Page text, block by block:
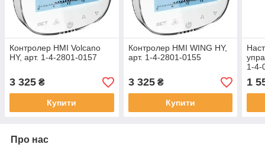
Контролер HMI Volcano
HY, арт. 1-4-2801-0157
3 325 ₴
Купити
Контролер HMI WING HY,
арт. 1-4-2801-0155
3 325₴
Купити
1-4-
1
Про нас